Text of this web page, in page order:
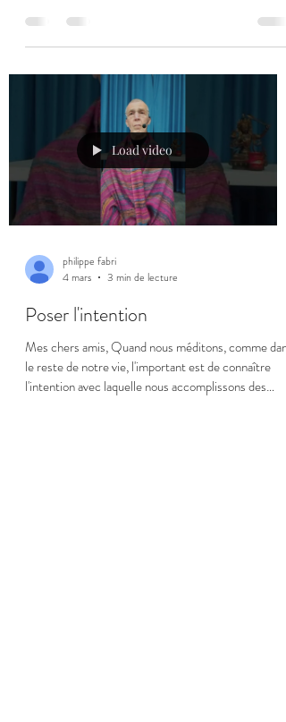
auditif fonctionne, ainsi que sa conscience auditive.
Le son qui est produit et entendu pendant la
ne demande lui aussi aucun effort et n'est le fruit
d'aucun choix. Nous entendons naturellement, sans
aucun effort, un son que nou
Load video
philippe fabri
4 mars
3 min de lecture
Poser l'intention
Mes chers amis, Quand nous méditons, comme dans
le reste de notre vie, l'important est de connaître
l'intention avec laquelle nous accomplissons des